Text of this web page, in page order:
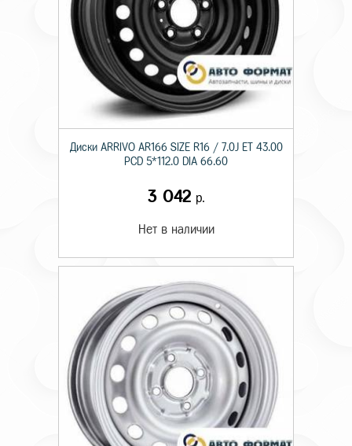
Диски ARRIVO AR166 SIZE R16 / 7.0J ET 43.00
PCD 5*112.0 DIA 66.60
3 042 р.
Нет в наличии